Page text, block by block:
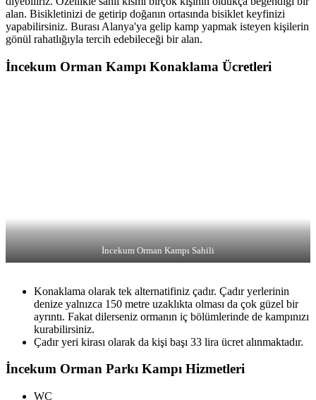
alan. Bisikletinizi de getirip doğanın ortasında bisiklet keyfinizi
yapabilirsiniz. Burası Alanya'ya gelip kamp yapmak isteyen kişilerin
gönül rahatlığıyla tercih edebileceği bir alan.
İncekum Orman Kampı Konaklama Ücretleri
İncekum Orman Kampı Sahili
Konaklama olarak tek alternatifiniz çadır. Çadır yerlerinin
denize yalnızca 150 metre uzaklıkta olması da çok güzel bir
ayrıntı. Fakat dilerseniz ormanın iç bölümlerinde de kampınızı
kurabilirsiniz.
Çadır yeri kirası olarak da kişi başı 33 lira ücret alınmaktadır.
İncekum Orman Parkı Kampı Hizmetleri
WC